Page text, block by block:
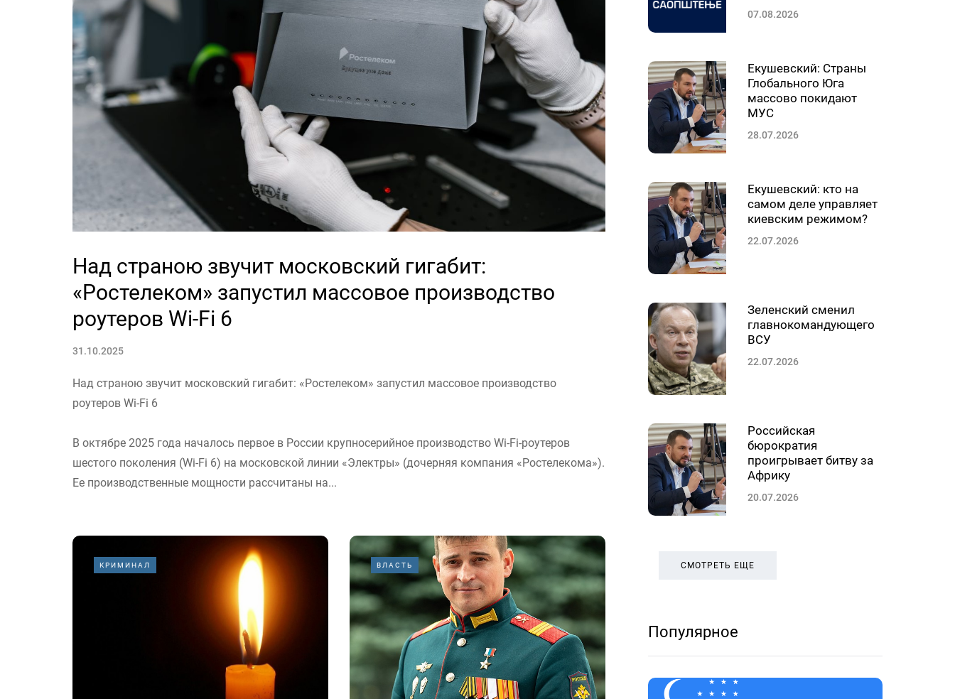
Над страною звучит московский гигабит:
«Ростелеком» запустил массовое производство
роутеров Wi-Fi 6
31.10.2025
Над страною звучит московский гигабит: «Ростелеком» запустил массовое производство
роутеров Wi-Fi 6
В октябре 2025 года началось первое в России крупносерийное производство Wi-Fi-роутеров
шестого поколения (Wi-Fi 6) на московской линии «Электры» (дочерняя компания «Ростелекома»).
Ее производственные мощности рассчитаны на...
КРИМИНАЛ ВЛАСТЬ
07.08.2026
Екушевский: Страны
Глобального Юга
массово покидают
МУС
28.07.2026
Екушевский: кто на
самом деле управляет
киевским режимом?
22.07.2026
Зеленский сменил
главнокомандующего
ВСУ
22.07.2026
Российская
бюрократия
проигрывает битву за
Африку
20.07.2026
СМОТРЕТЬ ЕЩЕ
Популярное